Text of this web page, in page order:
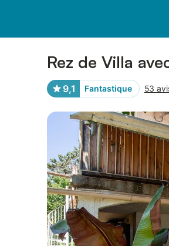
Rez de Villa
9,1 Fantastique 53